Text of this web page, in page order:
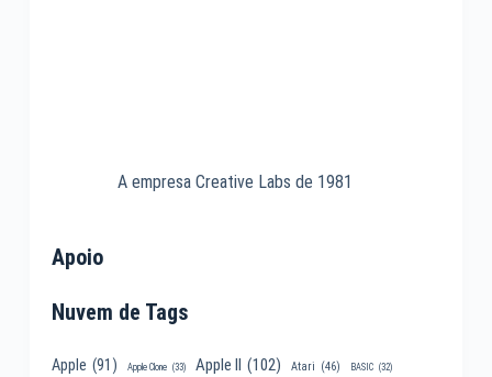
A empresa Creative Labs de 1981
Apoio
Nuvem de Tags
Apple (91) Apple Clone (33) Apple II (102) Atari (46) BASIC (32)